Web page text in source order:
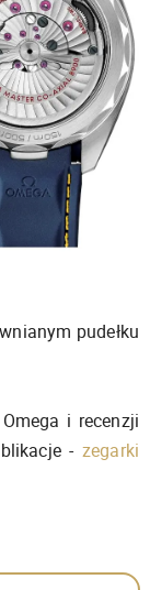
pudełku
i recenzji
- zegarki